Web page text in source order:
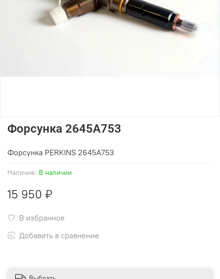
Наличие: В наличии
Форсунка 2645A753
15 950 ₽
В избранное
Добавить в сравнение
Форсунка PERKINS 2645A753